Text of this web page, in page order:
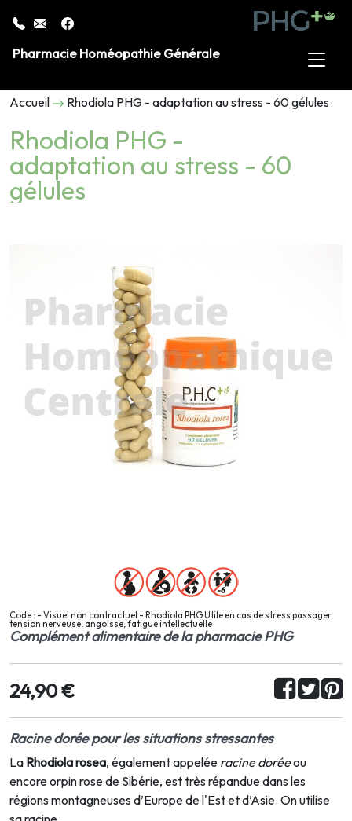
Pharmacie Homéopathie Générale
Accueil Rhodiola PHG - adaptation au stress - 60 gélules
Rhodiola PHG -
adaptation au stress - 60
gélules
Code : - Visuel non contractuel - Rhodiola PHG Utile en cas de stress passager,
tension nerveuse, angoisse, fatigue intellectuelle
Complément alimentaire de la pharmacie PHG
24,90 €
Racine dorée pour les situations stressantes
La Rhodiola rosea, également appelée racine doréeou
encore orpin rose de Sibérie, est très répandue dans les
régions montagneuses d’Europe de l'Est et d’Asie. On utilise